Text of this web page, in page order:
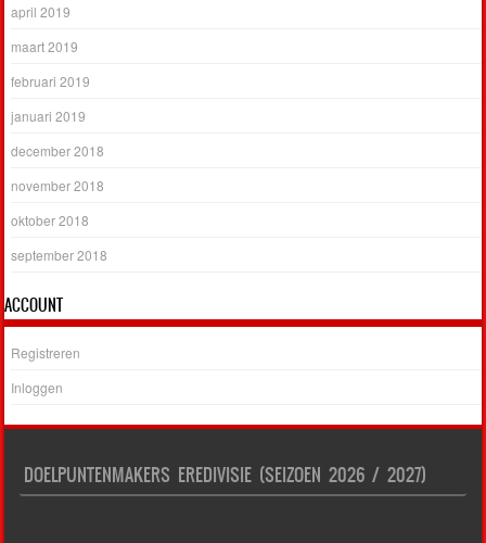
april 2019
maart 2019
februari 2019
januari 2019
december 2018
november 2018
oktober 2018
september 2018
ACCOUNT
Registreren
Inloggen
DOELPUNTENMAKERS EREDIVISIE (SEIZOEN 2026 / 2027)